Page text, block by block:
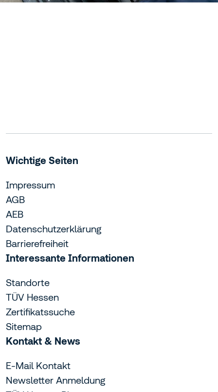
Wichtige Seiten
Impressum
AGB
AEB
Datenschutzerklärung
Barrierefreiheit
Interessante Informationen
Standorte
TÜV Hessen
Zertifikatssuche
Sitemap
Kontakt & News
E-Mail Kontakt
Newsletter Anmeldung